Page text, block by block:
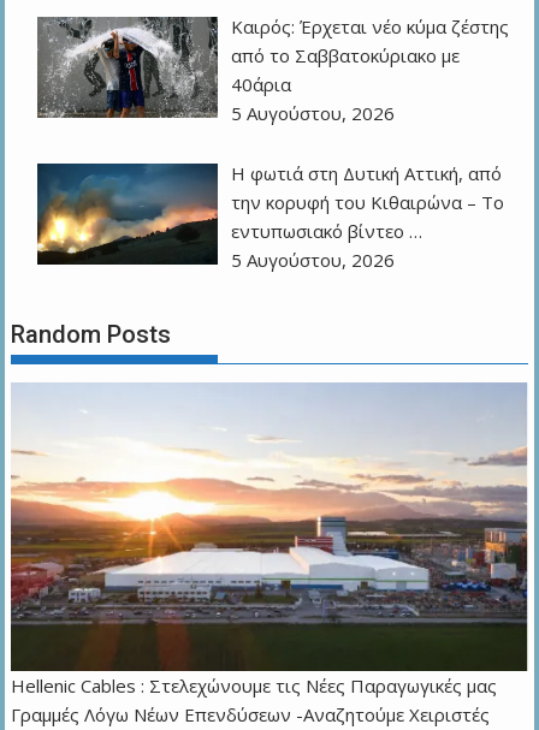
Καιρός: Έρχεται νέο κύμα ζέστης
από το Σαββατοκύριακο με
40άρια
5 Αυγούστου, 2026
Η φωτιά στη Δυτική Αττική, από
την κορυφή του Κιθαιρώνα – Το
εντυπωσιακό βίντεο …
5 Αυγούστου, 2026
Random Posts
Hellenic Cables : Στελεχώνουμε τις Νέες Παραγωγικές μας
Γραμμές Λόγω Νέων Επενδύσεων -Αναζητούμε Χειριστές